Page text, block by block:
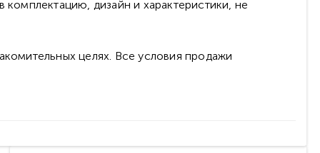
дизайн и характеристики, не
целях. Все условия продажи